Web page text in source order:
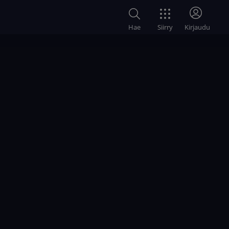
Hae Siirry Kirjaudu